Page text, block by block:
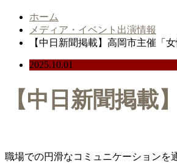
ホーム
メディア・イベント出演情報
【中日新聞掲載】高岡市主催「
2025.10.01
【中日新聞掲
職場での円滑なコミュニケーションを